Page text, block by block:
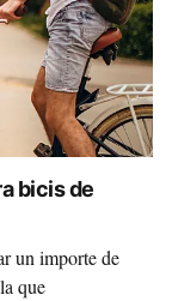
bicis de
un importe de
que